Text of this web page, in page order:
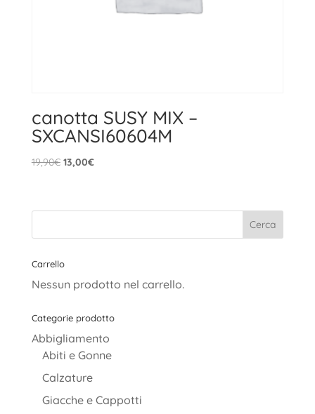
canotta SUSY MIX –
SXCANSI60604M
19,90€ Il
era:
13,00€Il
è:
Carrello
Nessun prodotto nel carrello.
Categorie prodotto
Abbigliamento
Abiti e Gonne
Calzature
Giacche e Cappotti